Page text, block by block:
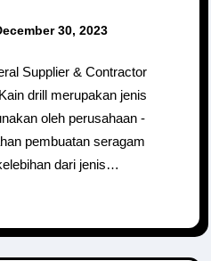
30, 2023
drill merupakan jenis
oleh perusahaan -
pembuatan seragam
dari jenis…